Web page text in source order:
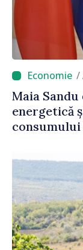
Maia
energetică
consumului
mic”